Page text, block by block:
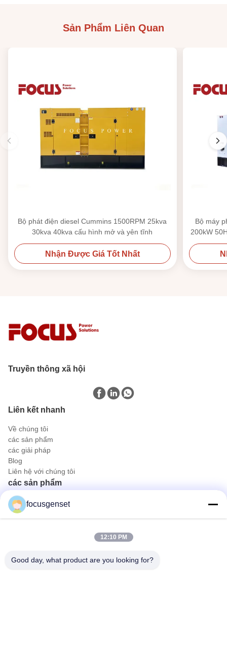
Sản Phẩm Liên Quan
Bộ phát điện diesel Cummins 1500RPM 25kva
30kva 40kva cấu hình mở và yên tĩnh
Nhận Được Giá Tốt Nhất
Bộ máy
200kW
Truyền thông xã hội
Liên kết nhanh
Về chúng tôi
các sản phẩm
các giải pháp
Blog
Liên hệ với chúng tôi
các sản phẩm
Bộ phát điện diesel Cummins
Bộ máy phát điện diesel Perkins
Genset dầu diesel công nghiệp
Liên lạc nhanh
focusgenset
12:10 PM
Good day, what product are you looking for?